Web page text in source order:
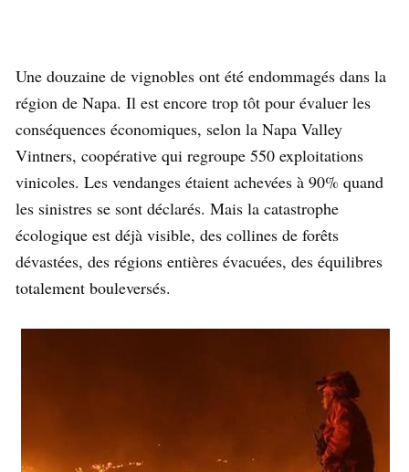
Une douzaine de vignobles ont été endommagés dans la
région de Napa. Il est encore trop tôt pour évaluer les
conséquences économiques, selon la Napa Valley
Vintners, coopérative qui regroupe 550 exploitations
vinicoles. Les vendanges étaient achevées à 90% quand
les sinistres se sont déclarés. Mais la catastrophe
écologique est déjà visible, des collines de forêts
dévastées, des régions entières évacuées, des équilibres
totalement bouleversés.